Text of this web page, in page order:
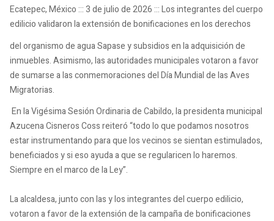
Ecatepec, México ::: 3 de julio de 2026 ::: Los integrantes del cuerpo
edilicio validaron la extensión de bonificaciones en los derechos
del organismo de agua Sapase y subsidios en la adquisición de
inmuebles. Asimismo, las autoridades municipales votaron a favor
de sumarse a las conmemoraciones del Día Mundial de las Aves
Migratorias.
En la Vigésima Sesión Ordinaria de Cabildo, la presidenta municipal
Azucena Cisneros Coss reiteró “todo lo que podamos nosotros
estar instrumentando para que los vecinos se sientan estimulados,
beneficiados y si eso ayuda a que se regularicen lo haremos.
Siempre en el marco de la Ley”.
La alcaldesa, junto con las y los integrantes del cuerpo edilicio,
votaron a favor de la extensión de la campaña de bonificaciones